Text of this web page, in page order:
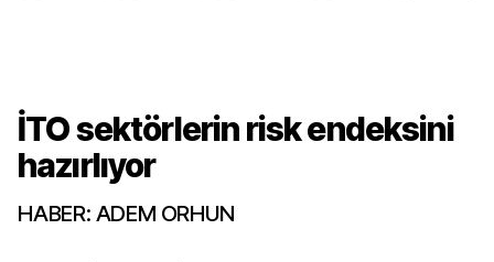
İTO sektörlerin risk endeksini
hazırlıyor
HABER: ADEM ORHUN